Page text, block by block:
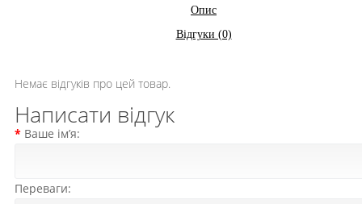
Опис
Відгуки (0)
Немає відгуків про цей товар.
Написати відгук
Ваше ім’я:
Переваги: